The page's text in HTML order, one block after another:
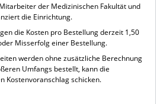
der Medizinischen Fakultät und
die Einrichtung.
die Kosten pro Bestellung derzeit 1,50
Misserfolg einer Bestellung.
werden ohne zusätzliche Berechnung
Umfangs bestellt, kann die
Kostenvoranschlag schicken.